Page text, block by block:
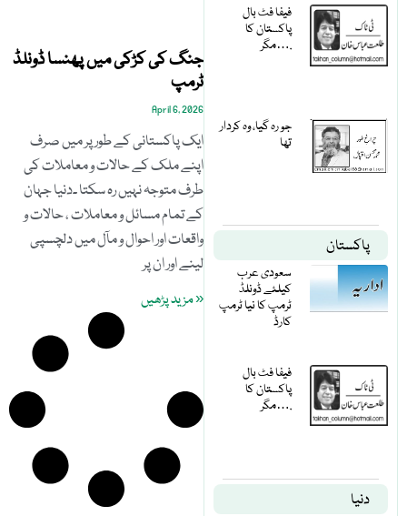
فیفا فٹ بال
پاکستان کا
مگر….
جو رہ گیا، وہ کردار
تھا
پاکستان
سعودی عرب
کیلئے ڈونلڈ
ٹرمپ کا نیا ٹرمپ
کارڈ
فیفا فٹ بال
پاکستان کا
مگر….
دنیا
جنگ کی کڑکی میں پھنسا ڈونلڈ
ٹرمپ
April 6, 2026
ایک پاکستانی کے طور پر میں صرف
اپنے ملک کے حالات و معاملات کی
طرف متوجہ نہیں رہ سکتا ۔دنیا جہان
کے تمام مسائل و معاملات ، حالات و
واقعات اور احوال و مآل میں دلچسپی
لینے اور ان پر
« مزید پڑھیں